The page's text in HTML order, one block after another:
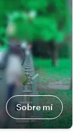
Sobre mí